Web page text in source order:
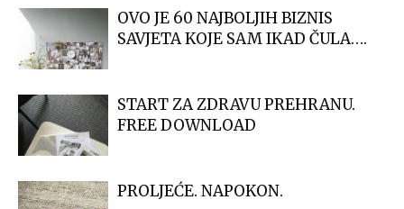
OVO JE 60 NAJBOLJIH BIZNIS
SAVJETA KOJE SAM IKAD ČULA….
START ZA ZDRAVU PREHRANU.
FREE DOWNLOAD
PROLJEĆE. NAPOKON.